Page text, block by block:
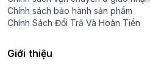
Chính sách bảo hành sản phẩm
Chính Sách Đổi Trả Và Hoàn Tiền
Giới thiệu